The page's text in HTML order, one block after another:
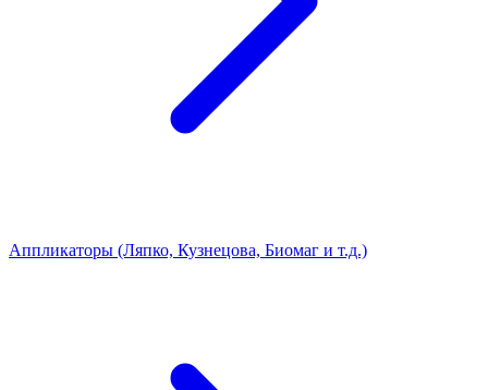
Аппликаторы (Ляпко, Кузнецова, Биомаг и т.д.)